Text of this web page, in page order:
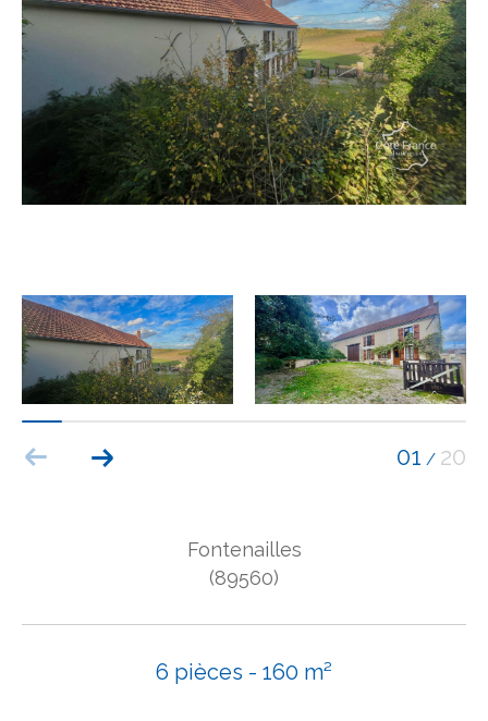
01 / 20
Fontenailles
(89560)
6 pièces - 160 m²
Surface
Surface
AFFINER LES CRITÈRES
EXCLUSIVITÉS